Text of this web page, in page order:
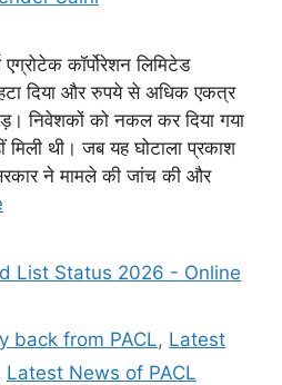
कॉर्पोरेशन लिमिटेड
दिया और रुपये से अधिक एकत्र
निवेशकों को नकल कर दिया गया
थी। जब यह घोटाला प्रकाश
ने मामले की जांच की और
List Status 2026 - Online
back from PACL, Latest
Latest News of PACL